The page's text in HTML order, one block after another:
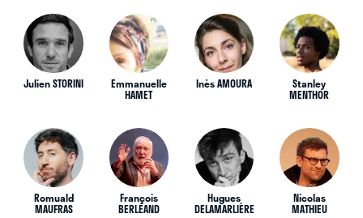
Julien STORINI Emmanuelle
HAMET
Inès AMOURA Stanley
MENTHOR
Romuald
MAUFRAS
François
BERLÉAND
Hugues
DELAMARLIÈRE
Nicolas
MATHIEU